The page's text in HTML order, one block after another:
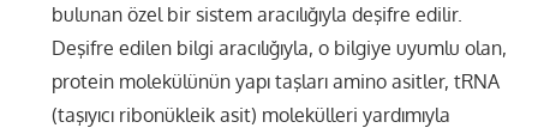
bulunan özel bir sistem aracılığıyla deşifre edilir.
Deşifre edilen bilgi aracılığıyla, o bilgiye uyumlu olan,
protein molekülünün yapı taşları amino asitler, tRNA
(taşıyıcı ribonükleik asit) molekülleri yardımıyla